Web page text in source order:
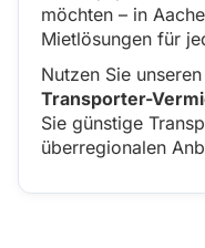
möchten – in
Mietlösungen für
Nutzen Sie
Transporter-
Sie günstige
überregionalen